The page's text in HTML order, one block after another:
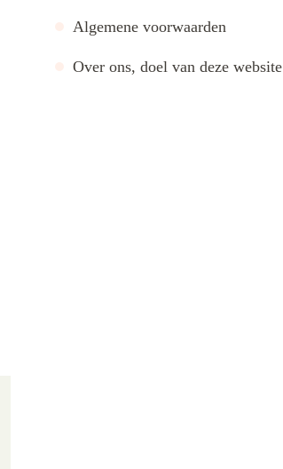
Algemene voorwaarden
Over ons, doel van deze website